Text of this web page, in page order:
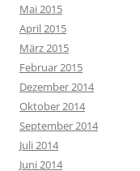
Mai 2015
April 2015
März 2015
Februar 2015
Dezember 2014
Oktober 2014
September 2014
Juli 2014
Juni 2014